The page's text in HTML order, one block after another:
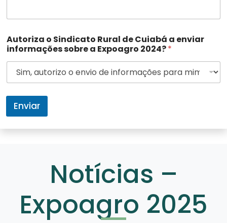
Autoriza o Sindicato Rural de Cuiabá a enviar
informações sobre a Expoagro 2024?*
Enviar
Notícias –
Expoagro 2025